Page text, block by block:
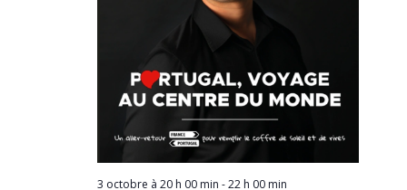
3 octobre à 20 h 00 min -22 h 00 min